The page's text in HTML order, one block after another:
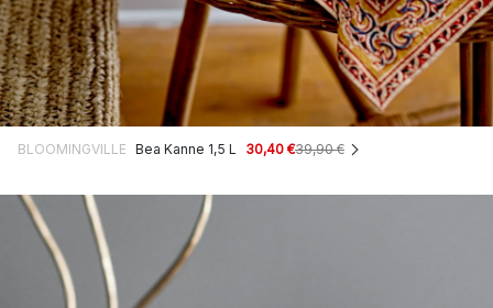
BLOOMINGVILLE Bea Kanne 1,5 L 30,40 €39,90 €